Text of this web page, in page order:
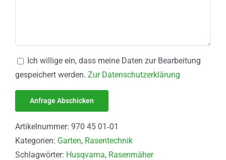
Ich willige ein, dass meine Daten zur Bearbeitung
gespeichert werden. Zur Datenschutzerklärung
Artikelnummer: 970 45 01‑01
Kategorien: Garten, Rasentechnik
Schlagwörter: Husqvarna, Rasenmäher